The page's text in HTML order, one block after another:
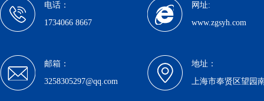
电话：
1734066 8667
网址:
www.zgsyh.com
邮箱：
3258305297@qq.com
地址：
上海市奉贤区望园